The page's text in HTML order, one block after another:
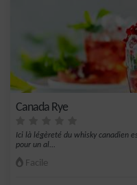
Canada Rye
Ici là légèreté du whisky canadien
pour un al...
Facile